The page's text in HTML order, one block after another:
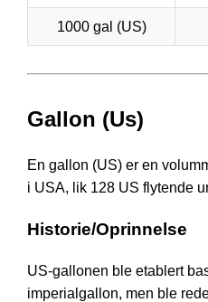
1000 gal (US)
Gallon (Us)
En gallon (US) er en
i USA, lik 128 US flytende
Historie/Oprinnelse
US-gallonen ble etablert
imperialgallon, men ble